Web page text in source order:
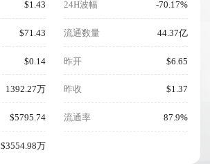
$1.43
$71.43
$0.14
1392.27万
$5795.74
$3554.98万
24H波幅 -70.17%
流通数量 44.37亿
昨开 $6.65
昨收 $1.37
流通率 87.9%